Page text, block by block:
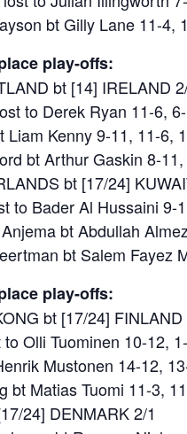
bt Gilly Lane 11-4,
play-offs:
bt [14] IRELAND
to Derek Ryan 11-6,
Liam Kenny 9-11, 11-6,
bt Arthur Gaskin 8-
bt [17/24]
to Bader Al Hussaini 9-
bt Abdullah
bt Salem Fayez
play-offs:
bt [17/24] FINLAND
Olli Tuominen 10-12,
Mustonen 14-12,
bt Matias Tuomi 11-3,
24] DENMARK 2/1